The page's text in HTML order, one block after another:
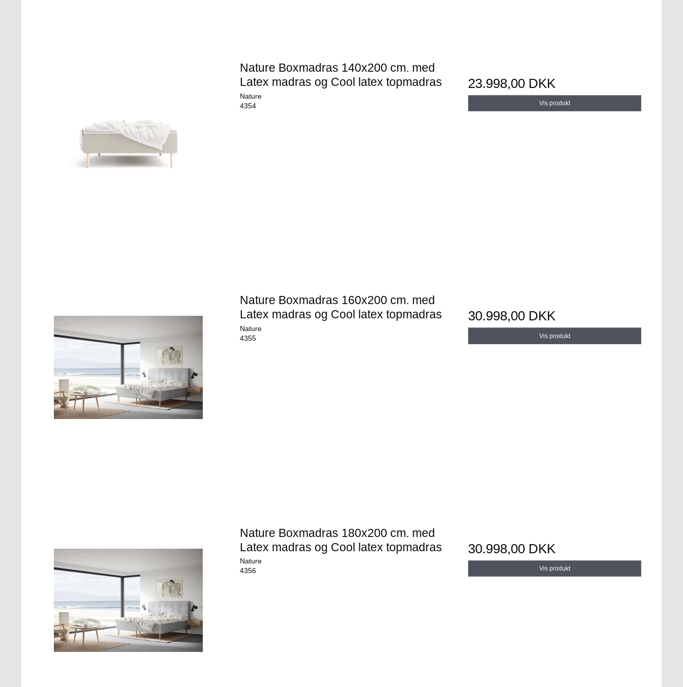
Nature Boxmadras 140x200 cm. med
Latex madras og Cool latex topmadras
Nature
4354
23.998,00 DKK
Vis produkt
Nature Boxmadras 160x200 cm. med
Latex madras og Cool latex topmadras
Nature
4355
30.998,00 DKK
Vis produkt
Nature Boxmadras 180x200 cm. med
Latex madras og Cool latex topmadras
Nature
4356
30.998,00 DKK
Vis produkt